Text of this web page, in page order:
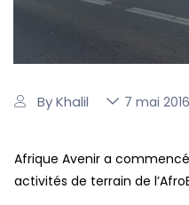
By Khalil 7 mai 2016
Afrique Avenir a
activités de terrain de